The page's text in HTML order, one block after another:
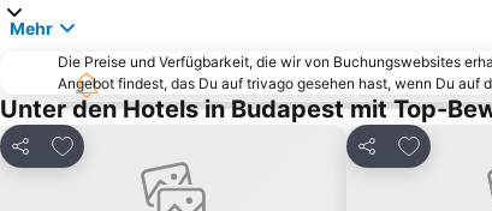
Mehr
Die Preise und Verfügbarkeit, die wir von Buchungswebsites
Angebot findest, das Du auf trivago gesehen hast, wenn Du auf
Unter den Hotels in Budapest mit Top-
Teilen
Zu Favoriten hinzufügen
Teilen
Zu